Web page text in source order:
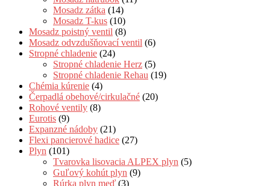
Mosadz zátka (14)
Mosadz T-kus (10)
Mosadz poistný ventil (8)
Mosadz odvzdušňovací ventil (6)
Stropné chladenie (24)
Stropné chladenie Herz (5)
Stropné chladenie Rehau (19)
Chémia kúrenie (4)
Čerpadlá obehové/cirkulačné (20)
Rohové ventily (8)
Eurotis (9)
Expanzné nádoby (21)
Flexi pancierové hadice (27)
Plyn (101)
Tvarovka lisovacia ALPEX plyn (5)
Guľový kohút plyn (9)
Rúrka plyn meď (3)